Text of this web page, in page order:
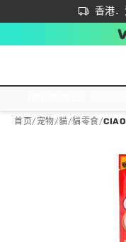
香港
立即
首次APP下
首页/ 宠物/貓/貓零食/